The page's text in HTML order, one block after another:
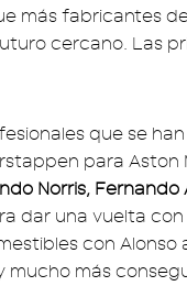
más fabricantes
cercano. Las
que se
para Aston
Norris,
dar una vuelta
con
más